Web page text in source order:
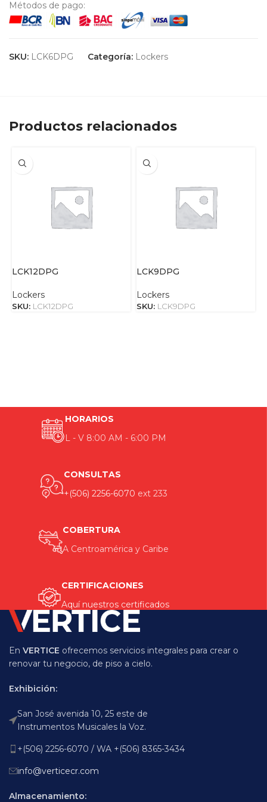
Métodos de pago:
SKU: LCK6DPG Categoría: Lockers
Productos relacionados
LCK12DPG
Lockers
SKU: LCK12DPG
LCK9DPG
Lockers
SKU: LCK9DPG
HORARIOS
L - V 8:00 AM - 6:00 PM
CONSULTAS
+(506) 2256-6070 ext 233
COBERTURA
A Centroamérica y Caribe
CERTIFICACIONES
Aquí nuestros certificados
En VERTICE ofrecemos servicios integrales para crear o
renovar tu negocio, de piso a cielo.
Exhibición:
San José avenida 10, 25 este de
Instrumentos Musicales la Voz.
+(506) 2256-6070 / WA +(506) 8365-3434
info@verticecr.com
Almacenamiento: